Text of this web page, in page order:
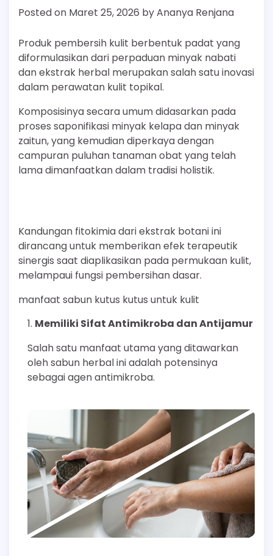
Posted on Maret 25, 2026 byAnanya Renjana
Produk pembersih kulit berbentuk padat yang
diformulasikan dari perpaduan minyak nabati
dan ekstrak herbal merupakan salah satu inovasi
dalam perawatan kulit topikal.
Komposisinya secara umum didasarkan pada
proses saponifikasi minyak kelapa dan minyak
zaitun, yang kemudian diperkaya dengan
campuran puluhan tanaman obat yang telah
lama dimanfaatkan dalam tradisi holistik.
Kandungan fitokimia dari ekstrak botani ini
dirancang untuk memberikan efek terapeutik
sinergis saat diaplikasikan pada permukaan kulit,
melampaui fungsi pembersihan dasar.
manfaat sabun kutus kutus untuk kulit
Memiliki Sifat Antimikroba dan Antijamur
Salah satu manfaat utama yang ditawarkan
oleh sabun herbal ini adalah potensinya
sebagai agen antimikroba.